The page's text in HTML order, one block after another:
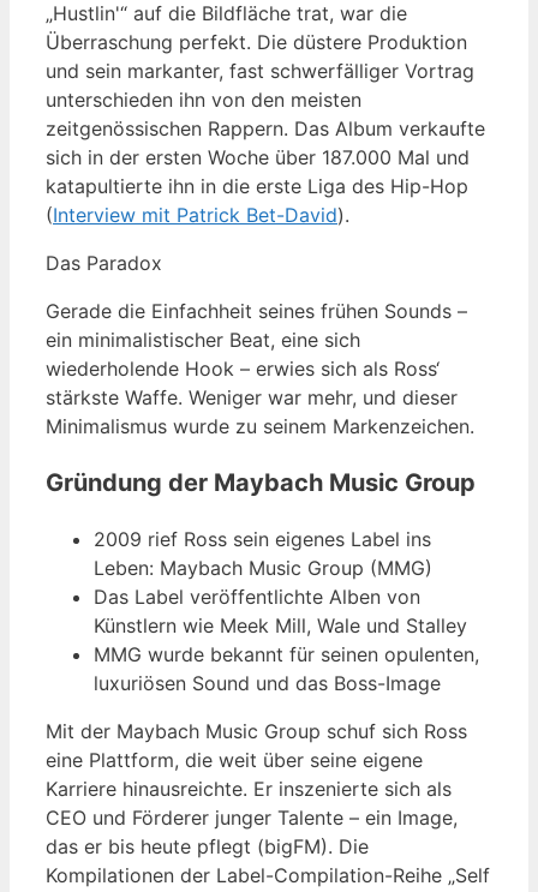
„Hustlin'“ auf die Bildfläche trat, war die
Überraschung perfekt. Die düstere Produktion
und sein markanter, fast schwerfälliger Vortrag
unterschieden ihn von den meisten
zeitgenössischen Rappern. Das Album verkaufte
sich in der ersten Woche über 187.000 Mal und
katapultierte ihn in die erste Liga des Hip-Hop
(Interview mit Patrick Bet-David).
Das Paradox
Gerade die Einfachheit seines frühen Sounds –
ein minimalistischer Beat, eine sich
wiederholende Hook – erwies sich als Ross‘
stärkste Waffe. Weniger war mehr, und dieser
Minimalismus wurde zu seinem Markenzeichen.
Gründung der Maybach Music Group
2009 rief Ross sein eigenes Label ins
Leben: Maybach Music Group (MMG)
Das Label veröffentlichte Alben von
Künstlern wie Meek Mill, Wale und Stalley
MMG wurde bekannt für seinen opulenten,
luxuriösen Sound und das Boss-Image
Mit der Maybach Music Group schuf sich Ross
eine Plattform, die weit über seine eigene
Karriere hinausreichte. Er inszenierte sich als
CEO und Förderer junger Talente – ein Image,
das er bis heute pflegt (bigFM). Die
Kompilationen der Label-Compilation-Reihe „Self